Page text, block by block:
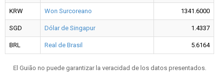
KRW Won Surcoreano 1341.6000
SGD Dólar de Singapur 1.4337
BRL Real de Brasil 5.6164
El Guião no puede garantizar la veracidad de los datos presentados.